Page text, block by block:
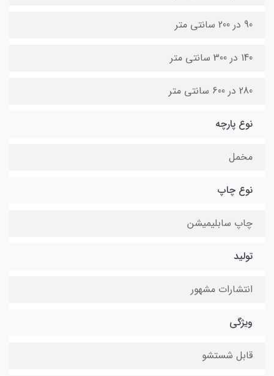
90 در 200 سانتی متر
140 در 300 سانتی متر
280 در 600 سانتی متر
نوع پارچه
مخمل
نوع چاپ
چاپ سابلیمیشن
تولید
انتشارات مشهور
ویژگی
قابل شستشو